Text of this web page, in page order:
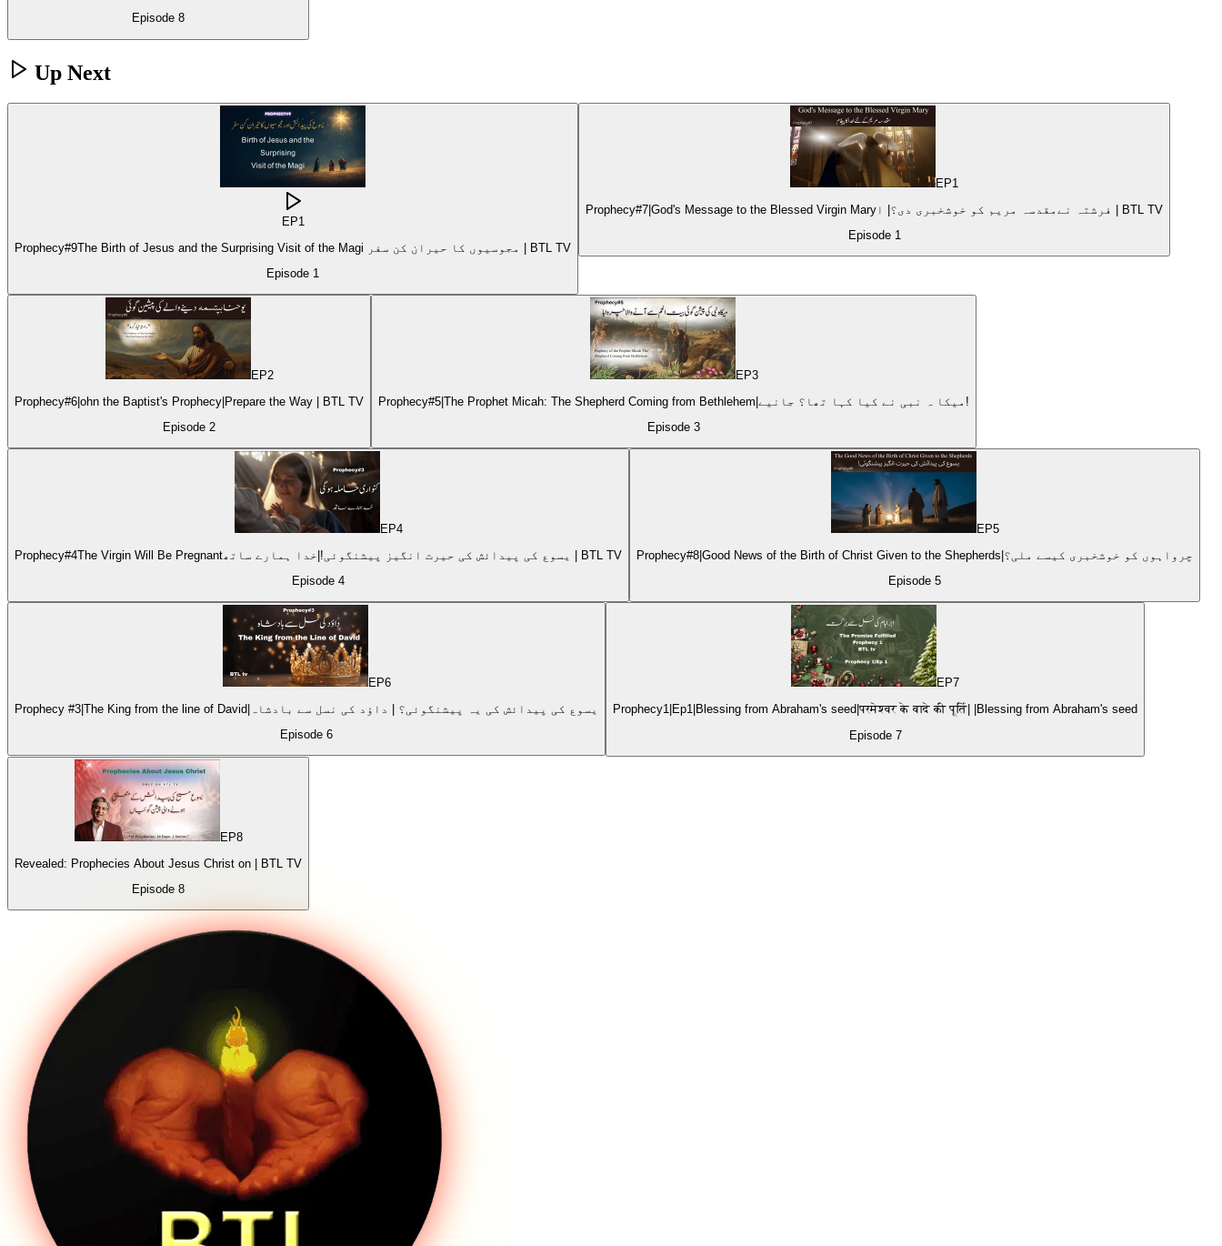
Episode 8
Up Next
EP1
Prophecy#9The Birth of Jesus and the Surprising Visit of the Magi مجوسیوں کا حیران کن سفر | BTL TV
Episode 1
EP1
Prophecy#7|God's Message to the Blessed Virgin Maryفرشتہ نےمقدسہ مریم کو خوشخبری دی؟| ا | BTL TV
Episode 1
EP2
Prophecy#6|ohn the Baptist's Prophecy|Prepare the Way | BTL TV
Episode 2
EP3
Prophecy#5|The Prophet Micah: The Shepherd Coming from Bethlehem|میکا ہ نبی نے کیا کہا تھا؟ جانیے!
Episode 3
EP4
Prophecy#4The Virgin Will Be Pregnantیسوع کی پیدائش کی حیرت انگیز پیشنگوئی!|خدا ہمارے ساتھ | BTL TV
Episode 4
EP5
Prophecy#8|Good News of the Birth of Christ Given to the Shepherds|چرواہوں کو خوشخبری کیسے ملی؟
Episode 5
EP6
Prophecy #3|The King from the line of David|یسوع کی پیدائش کی یہ پیشنگوئی؟ | داؤد کی نسل سے بادشاہ
Episode 6
EP7
Prophecy1|Ep1|Blessing from Abraham's seed|परमेश्वर के वादे की पूर्ति| |Blessing from Abraham's seed
Episode 7
EP8
Revealed: Prophecies About Jesus Christ on | BTL TV
Episode 8